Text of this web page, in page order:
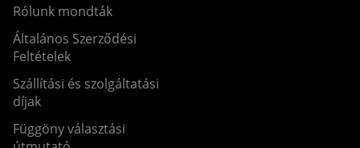
Rólunk mondták
Általános Szerződési
Feltételek
Szállítási és szolgáltatási
díjak
Függöny választási